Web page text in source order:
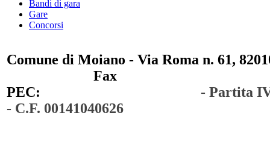
Bandi di gara
Gare
Concorsi
Comune di Moiano - Via Roma n. 61,
Fax
PEC:
- Partita
- C.F. 00141040626